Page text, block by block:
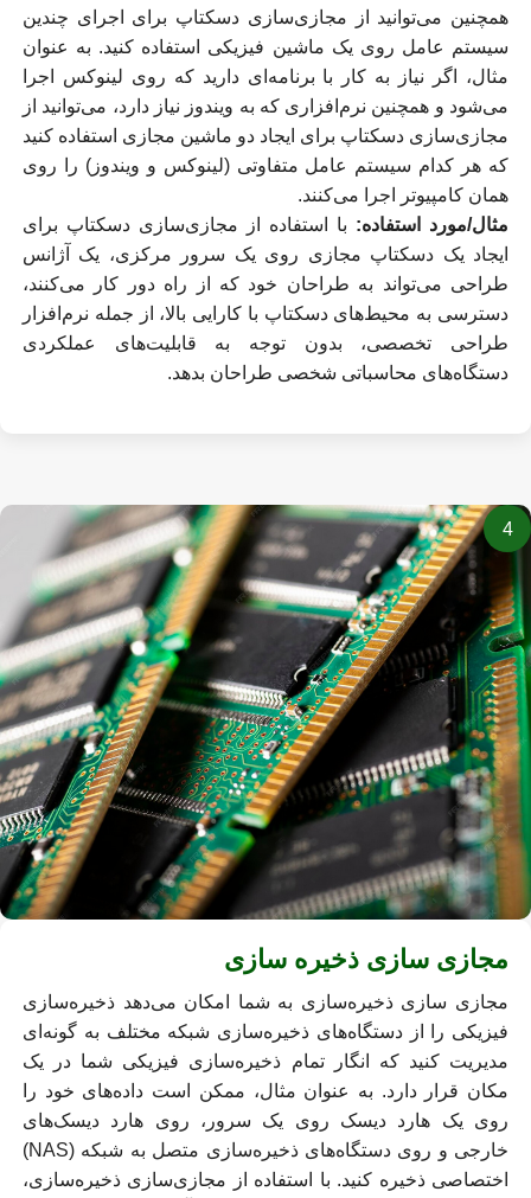
همچنین می‌توانید از مجازی‌سازی دسکتاپ برای اجرای چندین
سیستم عامل روی یک ماشین فیزیکی استفاده کنید. به عنوان
مثال، اگر نیاز به کار با برنامه‌ای دارید که روی لینوکس اجرا
می‌شود و همچنین نرم‌افزاری که به ویندوز نیاز دارد، می‌توانید از
مجازی‌سازی دسکتاپ برای ایجاد دو ماشین مجازی استفاده کنید
که هر کدام سیستم عامل متفاوتی (لینوکس و ویندوز) را روی
همان کامپیوتر اجرا می‌کنند.
مثال/مورد استفاده: با استفاده از مجازی‌سازی دسکتاپ برای
ایجاد یک دسکتاپ مجازی روی یک سرور مرکزی، یک آژانس
طراحی می‌تواند به طراحان خود که از راه دور کار می‌کنند،
دسترسی به محیط‌های دسکتاپ با کارایی بالا، از جمله نرم‌افزار
طراحی تخصصی، بدون توجه به قابلیت‌های عملکردی
دستگاه‌های محاسباتی شخصی طراحان بدهد.
4
مجازی سازی ذخیره سازی
مجازی‌ سازی ذخیره‌سازی به شما امکان می‌دهد ذخیره‌سازی
فیزیکی را از دستگاه‌های ذخیره‌سازی شبکه مختلف به گونه‌ای
مدیریت کنید که انگار تمام ذخیره‌سازی فیزیکی شما در یک
مکان قرار دارد. به عنوان مثال، ممکن است داده‌های خود را
روی یک هارد دیسک روی یک سرور، روی هارد دیسک‌های
خارجی و روی دستگاه‌های ذخیره‌سازی متصل به شبکه (NAS)
اختصاصی ذخیره کنید. با استفاده از مجازی‌سازی ذخیره‌سازی،